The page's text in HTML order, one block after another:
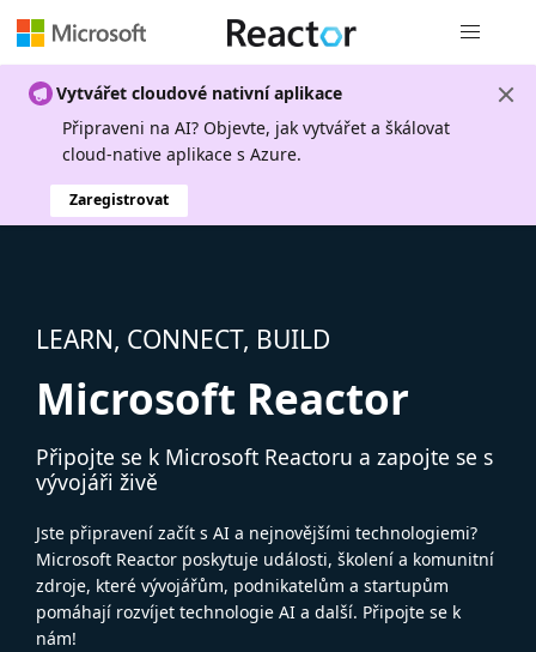
Vytvářet cloudové nativní aplikace
Připraveni na AI? Objevte, jak vytvářet a škálovat
cloud-native aplikace s Azure.
Zaregistrovat
LEARN, CONNECT, BUILD
Microsoft Reactor
Připojte se k Microsoft Reactoru a zapojte se s
vývojáři živě
Jste připravení začít s AI a nejnovějšími technologiemi?
Microsoft Reactor poskytuje události, školení a komunitní
zdroje, které vývojářům, podnikatelům a startupům
pomáhají rozvíjet technologie AI a další. Připojte se k
nám!